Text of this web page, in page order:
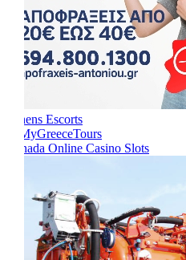
Athens Escorts
Canada Online Casino Slots